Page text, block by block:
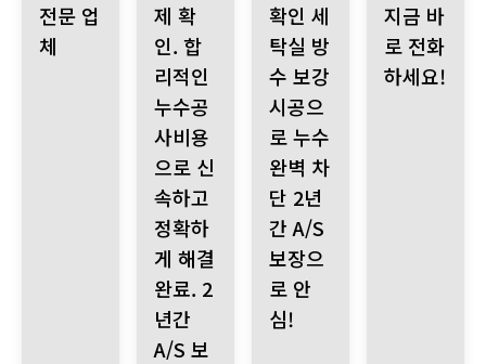
전문 업
체
제 확
인. 합
리적인
누수공
사비용
으로 신
속하고
정확하
게 해결
완료. 2
년간
A/S 보
확인 세
탁실 방
수 보강
시공으
로 누수
완벽 차
단 2년
간 A/S
보장으
로 안
심!
지금 바
로 전화
하세요!